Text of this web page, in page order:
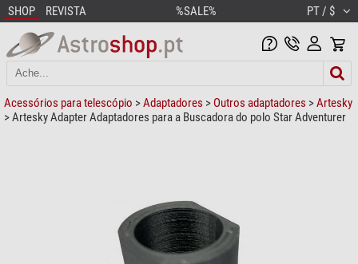
SHOP REVISTA %SALE% PT / $
Acessórios para telescópio >Adaptadores > Outros adaptadores >Artesky
> Artesky Adapter Adaptadores para a Buscadora do polo Star Adventurer